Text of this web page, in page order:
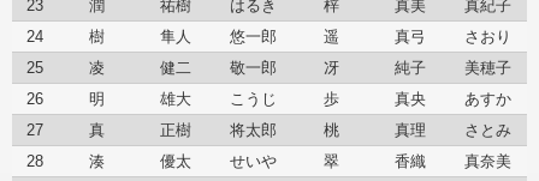
23
潤 祐樹 はるき 梓 真美
真紀子
24
樹 隼人 悠一郎 遥 真弓
さおり
25
凌 健二 敬一郎 冴 純子
美穂子
26
明 雄大 こうじ 歩 真央
あすか
27
真 正樹 将太郎 桃 真理
さとみ
28
湊 優太 せいや 翠 香織
真奈美